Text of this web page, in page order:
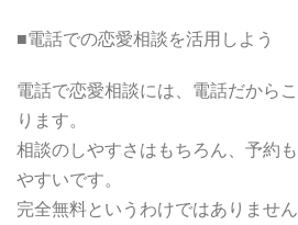
■電話での恋愛相談を活用しよう
電話で恋愛相談には、電話だから
ります。
相談のしやすさはもちろん、予約
やすいです。
完全無料というわけではありませ